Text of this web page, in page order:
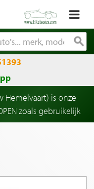
Hemelvaart) is onze
zoals gebruikelijk